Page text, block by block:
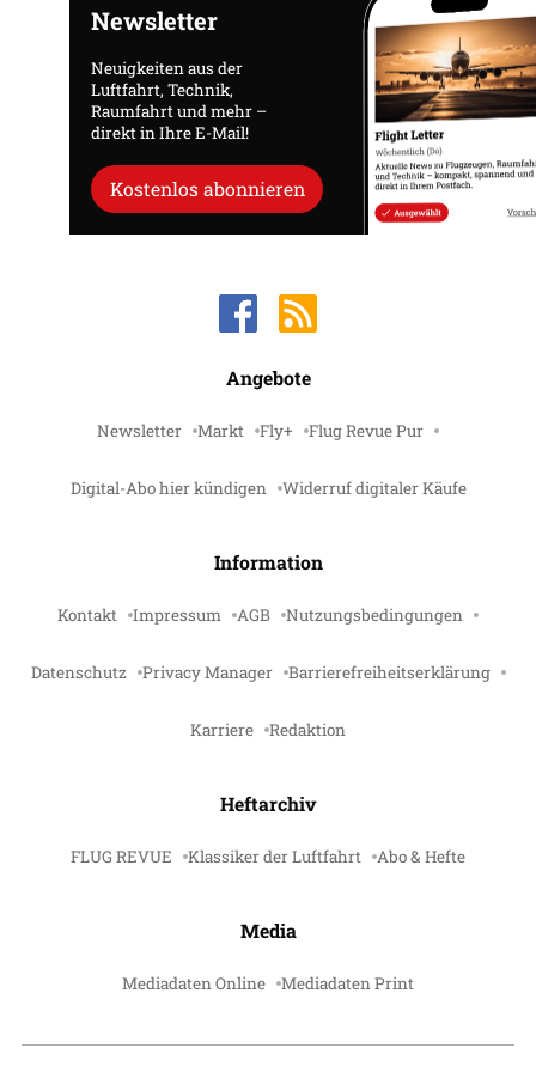
Newsletter
Neuigkeiten aus der
Luftfahrt, Technik,
Raumfahrt und mehr –
direkt in Ihre E-Mail!
Kostenlos abonnieren
Angebote
Newsletter Markt Fly+ Flug Revue Pur
Digital-Abo hier kündigen Widerruf digitaler Käufe
Information
Kontakt Impressum AGB Nutzungsbedingungen
Datenschutz Privacy Manager Barrierefreiheitserklärung
Karriere Redaktion
Heftarchiv
FLUG REVUE Klassiker der Luftfahrt Abo & Hefte
Media
Mediadaten Online Mediadaten Print